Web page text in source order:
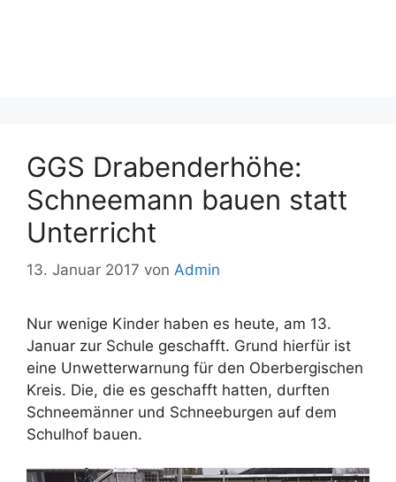
GGS Drabenderhöhe:
Schneemann bauen statt
Unterricht
13. Januar 2017 von Admin
Nur wenige Kinder haben es heute, am 13.
Januar zur Schule geschafft. Grund hierfür ist
eine Unwetterwarnung für den Oberbergischen
Kreis. Die, die es geschafft hatten, durften
Schneemänner und Schneeburgen auf dem
Schulhof bauen.